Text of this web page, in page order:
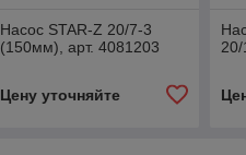
Насос STAR-Z 20/7-3
(150мм), арт. 4081203
Цену уточняйте